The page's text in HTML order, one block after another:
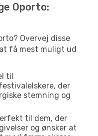
Oporto:
Overvej disse
få mest muligt ud
til
der
stemning og
til dem, der
og ønsker at